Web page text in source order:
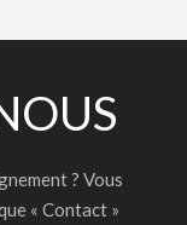
? Vous
« Contact »